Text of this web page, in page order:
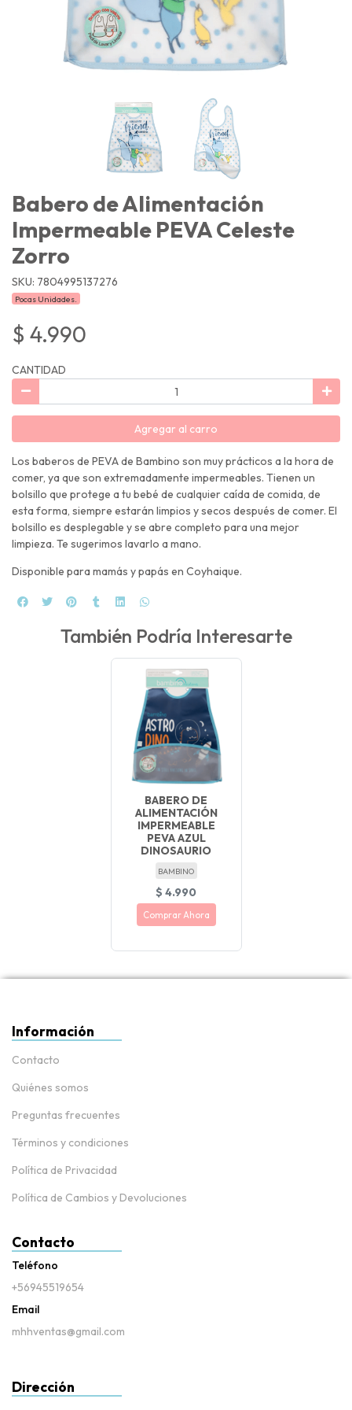
Babero de Alimentación
Impermeable PEVA Celeste
Zorro
SKU: 7804995137276
Pocas Unidades.
$ 4.990
CANTIDAD
Agregar al carro
Los baberos de PEVA de Bambino son muy prácticos a la hora de
comer, ya que son extremadamente impermeables. Tienen un
bolsillo que protege a tu bebé de cualquier caída de comida, de
esta forma, siempre estarán limpios y secos después de comer. El
bolsillo es desplegable y se abre completo para una mejor
limpieza. Te sugerimos lavarlo a mano.
Disponible para mamás y papás en Coyhaique.
También Podría Interesarte
BABERO DE
ALIMENTACIÓN
IMPERMEABLE
PEVA AZUL
DINOSAURIO
BAMBINO
$ 4.990
Comprar Ahora
Información
Contacto
Quiénes somos
Preguntas frecuentes
Términos y condiciones
Política de Privacidad
Política de Cambios y Devoluciones
Contacto
Teléfono
+56945519654
Email
mhhventas@gmail.com
Dirección